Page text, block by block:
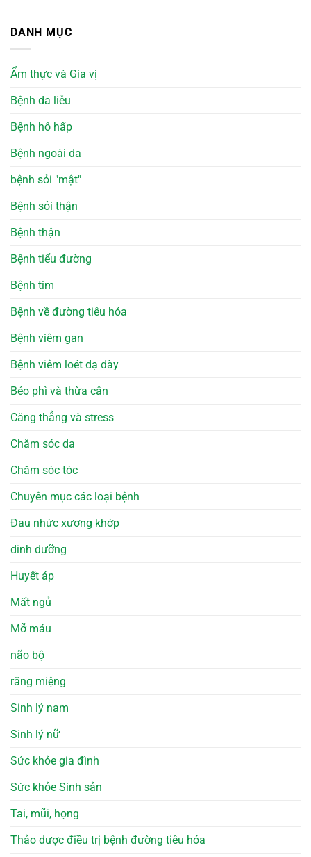
DANH MỤC
Ẩm thực và Gia vị
Bệnh da liễu
Bệnh hô hấp
Bệnh ngoài da
bệnh sỏi "mật"
Bệnh sỏi thận
Bệnh thận
Bệnh tiểu đường
Bệnh tim
Bệnh về đường tiêu hóa
Bệnh viêm gan
Bệnh viêm loét dạ dày
Béo phì và thừa cân
Căng thẳng và stress
Chăm sóc da
Chăm sóc tóc
Chuyên mục các loại bệnh
Đau nhức xương khớp
dinh dưỡng
Huyết áp
Mất ngủ
Mỡ máu
não bộ
răng miệng
Sinh lý nam
Sinh lý nữ
Sức khỏe gia đình
Sức khỏe Sinh sản
Tai, mũi, họng
Thảo dược điều trị bệnh đường tiêu hóa